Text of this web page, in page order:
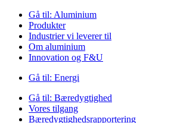
Gå til: Aluminium
Produkter
Industrier vi leverer til
Om aluminium
Innovation og F&U
Gå til: Energi
Gå til: Bæredygtighed
Vores tilgang
Bæredygtighedsrapportering